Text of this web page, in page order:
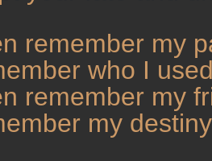
remember my
who I
remember my
my destiny